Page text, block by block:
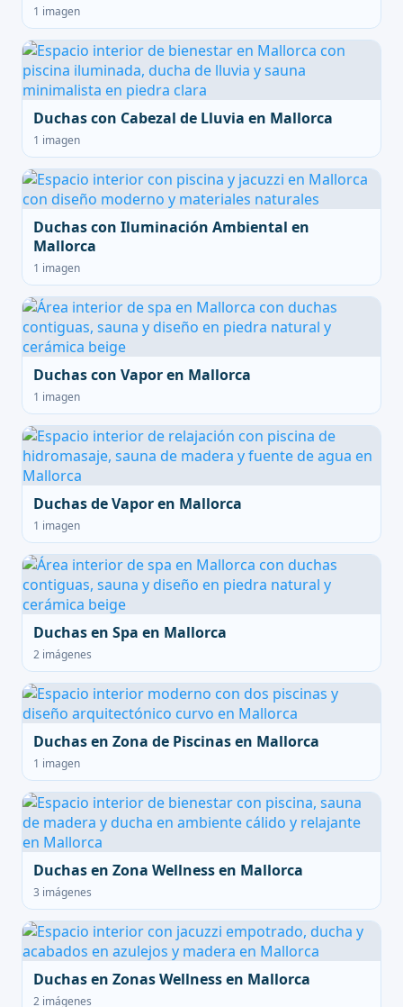
1 imagen
Duchas con Cabezal de Lluvia en Mallorca
1 imagen
Duchas con Iluminación Ambiental en
Mallorca
1 imagen
Duchas con Vapor en Mallorca
1 imagen
Duchas de Vapor en Mallorca
1 imagen
Duchas en Spa en Mallorca
2 imágenes
Duchas en Zona de Piscinas en Mallorca
1 imagen
Duchas en Zona Wellness en Mallorca
3 imágenes
Duchas en Zonas Wellness en Mallorca
2 imágenes